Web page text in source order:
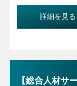
・各種プロジェク
※ご本人の志向性
・グループ会社の
しています。詳細を見る
【総合人材サ